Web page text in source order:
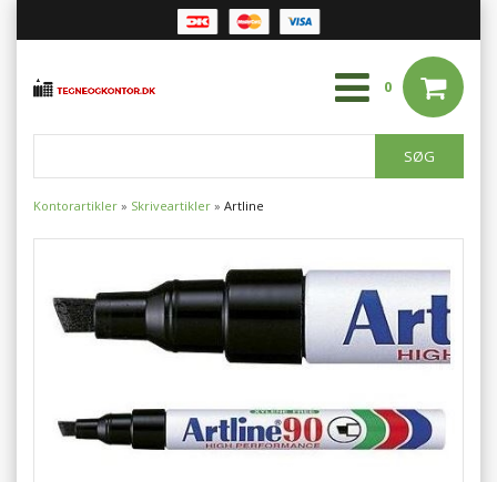
0
Kontorartikler » Skriveartikler » Artline